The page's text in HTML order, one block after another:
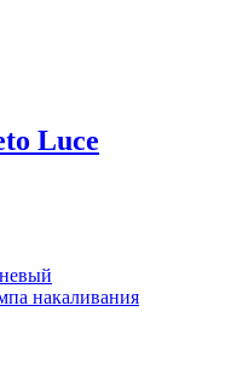
Luce
накаливания